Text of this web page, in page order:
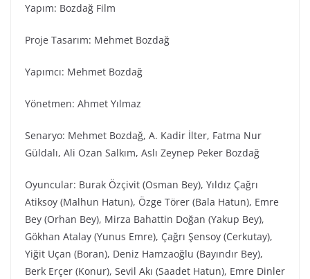
Yapım: Bozdağ Fi̇lm
Proje Tasarım: Mehmet Bozdağ
Yapımcı: Mehmet Bozdağ
Yönetmen: Ahmet Yılmaz
Senaryo: Mehmet Bozdağ, A. Kadir İlter, Fatma Nur
Güldalı, Ali Ozan Salkım, Aslı Zeynep Peker Bozdağ
Oyuncular: Burak Özçivit (Osman Bey), Yıldız Çağrı
Atiksoy (Malhun Hatun), Özge Törer (Bala Hatun), Emre
Bey (Orhan Bey), Mirza Bahattin Doğan (Yakup Bey),
Gökhan Atalay (Yunus Emre), Çağrı Şensoy (Cerkutay),
Yiğit Uçan (Boran), Deniz Hamzaoğlu (Bayındır Bey),
Berk Erçer (Konur), Sevil Akı (Saadet Hatun), Emre Dinler